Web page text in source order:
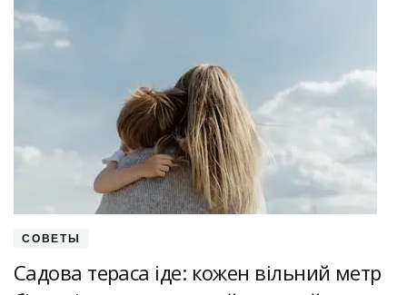
СОВЕТЫ
Садова тераса іде: кожен вільний метр